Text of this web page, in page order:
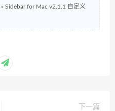
» Sidebar for Mac v2.1.1 自定义
下一篇